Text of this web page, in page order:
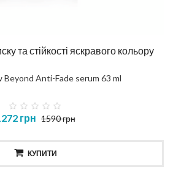
та стійкості яскравого кольору
Beyond Anti-Fade serum 63 ml
грн 1590 грн
КУПИТИ